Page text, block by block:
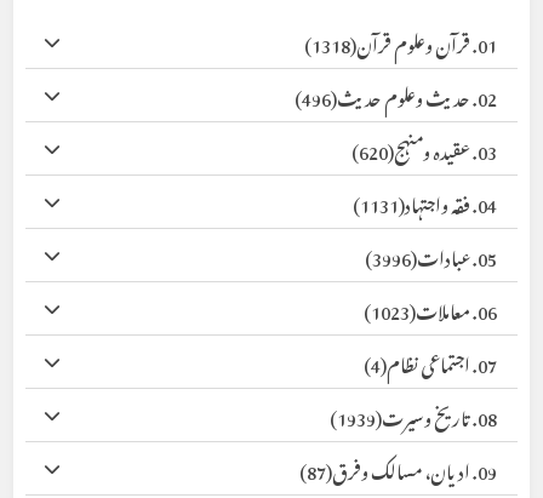
01. قرآن وعلوم قرآن
(1318)
02. حدیث وعلوم حدیث
(496)
03. عقیدہ ومنہج
(620)
04. فقہ واجتہاد
(1131)
05. عبادات
(3996)
06. معاملات
(1023)
07. اجتماعی نظام
(4)
08. تاریخ وسیرت
(1939)
09. ادیان، مسالک وفرق
(87)